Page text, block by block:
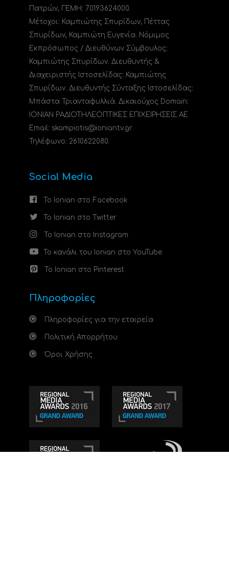
Πατρών, ΓΕΜΗ: 70193624000.
Μέτοχοι: Καμπιώτης Σπυρίδων, Πέττας
Σπυρίδων, Καμπιώτη Ευγενία. Νόμιμος
Εκπρόσωπος / Διευθύνων Σύμβουλος:
Καμπιώτης Σπυρίδων. Διευθυντής &
Διαχειριστής Ιστοσελίδας: Καμπιώτης
Σπυρίδων. Διευθυντής Σύνταξης Ιστοσελίδας:
Μπάστα Τριανταφυλλιά. Δικαιούχος Domain:
ΙΟΝΙΑΝ ΡΑΔΙΟΤΗΛΕΟΠΤΙΚΕΣ ΕΠΙΧΕΙΡΗΣΕΙΣ ΑΕ
Email: skampiotis@ioniantv.gr
Τηλέφωνο: 2610622080.
Social Media
Το Ionian στο Facebook
Το Ionian στο Twitter
Το Ionian στο Instagram
Το κανάλι του Ionian στο YouTube
Το Ionian στο Pinterest
Πληροφορίες
Πληροφορίες για την εταιρεία
Πολιτική Απορρήτου
Όροι Χρήσης